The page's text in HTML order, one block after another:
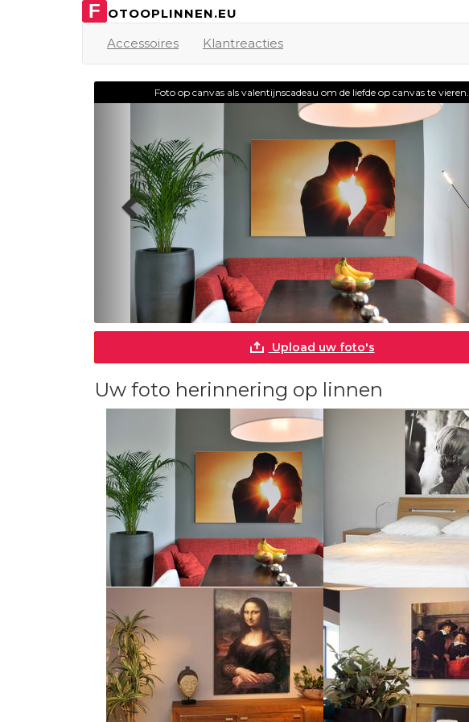
F OTOOPLINNEN.EU
Accessoires
Klantreacties
Foto op canvas als valentijnscadeau om de liefde op canvas te vieren.
Vorige
Upload uw foto's
Uw foto herinnering op linnen